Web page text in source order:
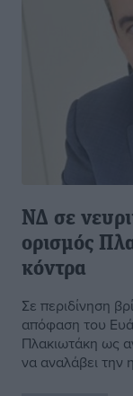
ΝΔ σε
ορισμός
κόντρα
Σε περιδίνηση
απόφαση του
Πλακιωτάκη ως
να αναλάβει την